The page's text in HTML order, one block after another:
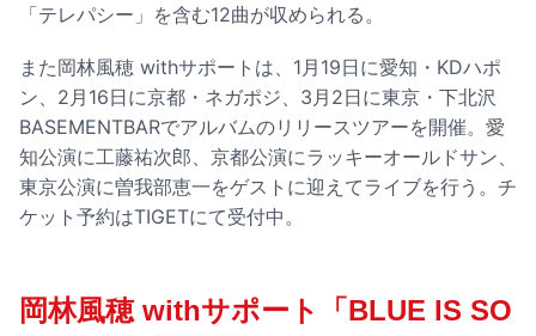
「テレパシー」を含む12曲が収められる。
また岡林風穂 withサポートは、1月19日に愛知・KDハポ
ン、2月16日に京都・ネガポジ、3月2日に東京・下北沢
BASEMENTBARでアルバムのリリースツアーを開催。愛
知公演に工藤祐次郎、京都公演にラッキーオールドサン、
東京公演に曽我部恵一をゲストに迎えてライブを行う。チ
ケット予約はTIGETにて受付中。
岡林風穂 withサポート「BLUE IS SO